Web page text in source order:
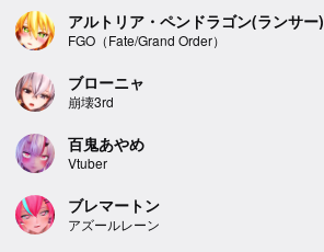
アルトリア・ペンドラゴン(ランサー)
FGO（Fate/Grand Order）
ブローニャ
崩壊3rd
百鬼あやめ
Vtuber
ブレマートン
アズールレーン